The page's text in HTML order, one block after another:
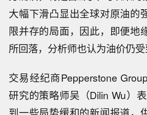
大幅下滑凸显出全球对原油的
限并存的局面，因此，即便地
所回落，分析师也认为油价仍受
交易经纪商Pepperstone
研究的策略师吴（Dilin Wu）